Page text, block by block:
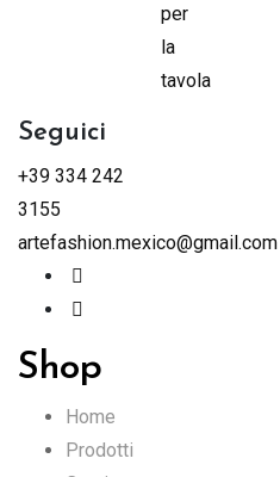
per
la
tavola
Seguici
+39 334 242
3155
artefashion.mexico@gmail.com
Shop
Home
Prodotti